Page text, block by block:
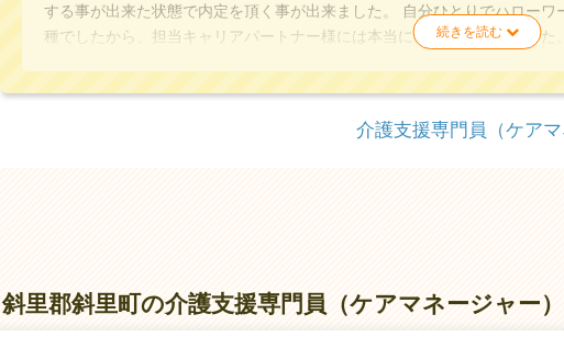
する事が出来た状態で内定を頂く事が出来ました。 自分ひとりでハロー
種でしたから、担当キャリアパートナー様には本当に感謝致します。 また
介護支援専門員（ケア
斜里郡斜里町の介護支援専門員（ケアマネージャー